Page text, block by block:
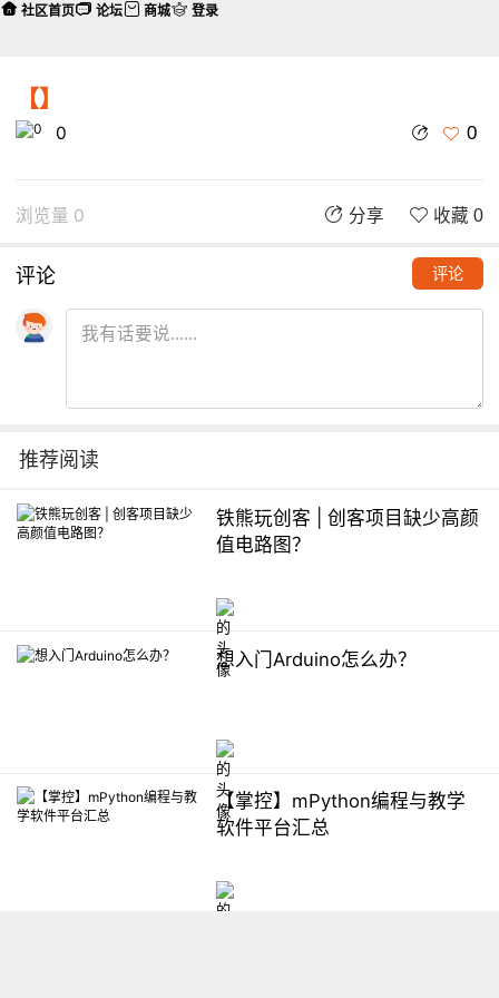
【】
0 0
浏览量 0 分享 收藏 0
评论 评论
推荐阅读
铁熊玩创客 | 创客项目缺少高颜
值电路图？
想入门Arduino怎么办？
【掌控】mPython编程与教学
软件平台汇总
社区首页 论坛 商城 登录